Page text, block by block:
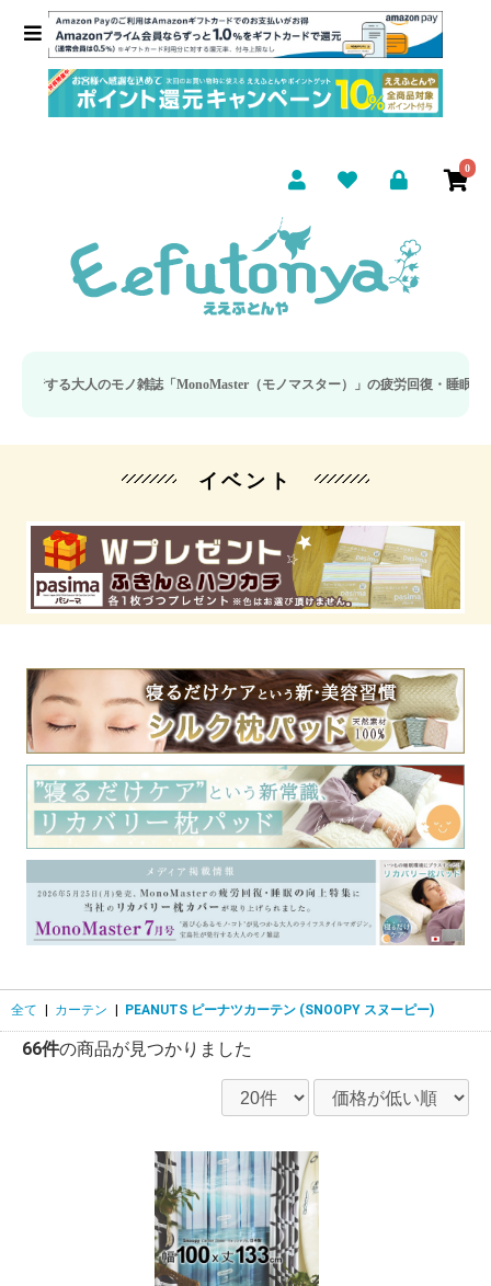
0
モノ雑誌「MonoMaster（モノマスター）」の疲労回復・睡眠の向上特集に当社
イベント
全て カーテン PEANUTS ピーナツカーテン (SNOOPY スヌーピー)
66件の商品が見つかりました